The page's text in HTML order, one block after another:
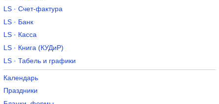
LS · Счет-фактура
LS · Банк
LS · Касса
LS · Книга (КУДиР)
LS · Табель и графики
Календарь
Праздники